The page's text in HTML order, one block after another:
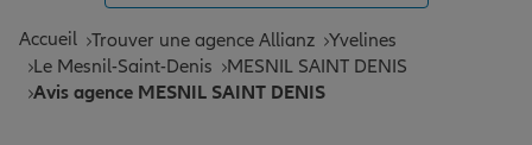
Accueil Trouver une agence Allianz Yvelines
Le Mesnil-Saint-Denis
MESNIL SAINT DENIS
Avis agence MESNIL SAINT DENIS